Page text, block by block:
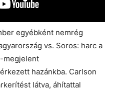
egyébként nemrég
vs. Soros: harc a
megjelent
hazánkba. Carlson
látva, áhítattal